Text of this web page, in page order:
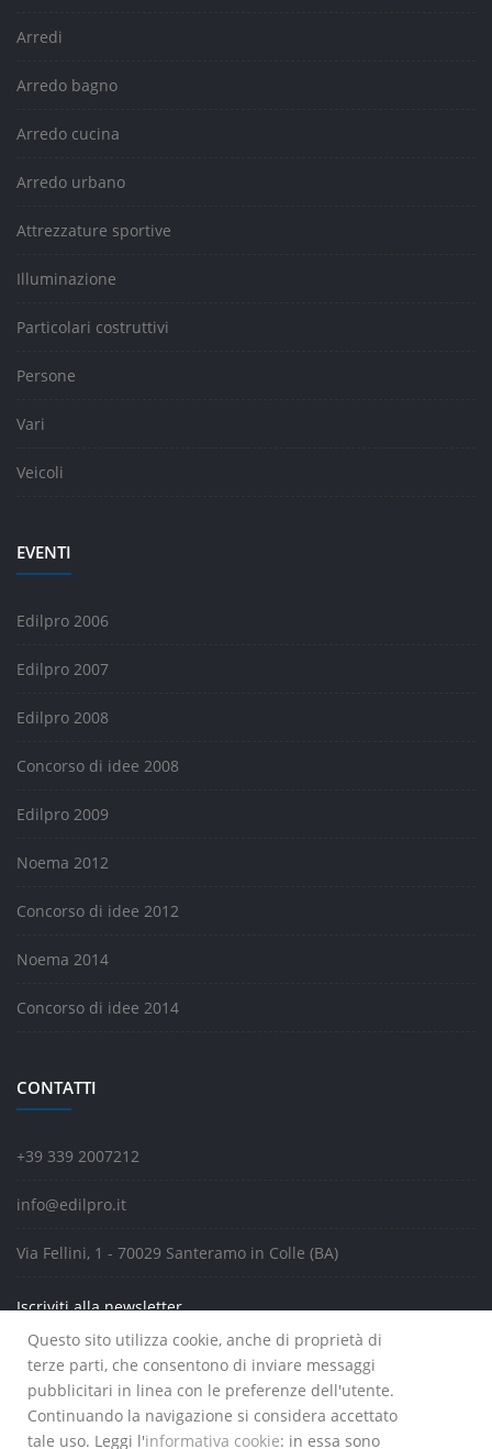
Questo sito utilizza cookie, anche di proprietà di
terze parti, che consentono di inviare messaggi
pubblicitari in linea con le preferenze dell'utente.
Continuando la navigazione si considera accettato
tale uso. Leggi l'informativa cookie: in essa sono
Arredi
Arredo bagno
Arredo cucina
Arredo urbano
Attrezzature sportive
Illuminazione
Particolari costruttivi
Persone
Vari
Veicoli
EVENTI
Edilpro 2006
Edilpro 2007
Edilpro 2008
Concorso di idee 2008
Edilpro 2009
Noema 2012
Concorso di idee 2012
Noema 2014
Concorso di idee 2014
CONTATTI
+39 339 2007212
info@edilpro.it
Via Fellini, 1 - 70029 Santeramo in Colle (BA)
Iscriviti alla newsletter